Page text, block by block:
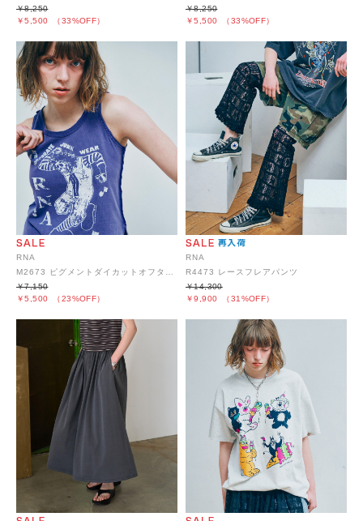
￥5,500 （33%OFF）
￥8,250
￥5,500 （33%OFF）
￥8,250
RNA
￥5,500 （23%OFF）
￥7,150
RNA
R4473 レースフレアパンツ
￥9,900 （31%OFF）
￥14,300